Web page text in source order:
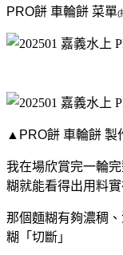
PRO餅 車輪餅 菜單(
▲PRO餅 車輪餅 製
我在場欣賞完一輪
糊就能看得出用料實
那個麵糊有夠濃稠
糊「切斷」